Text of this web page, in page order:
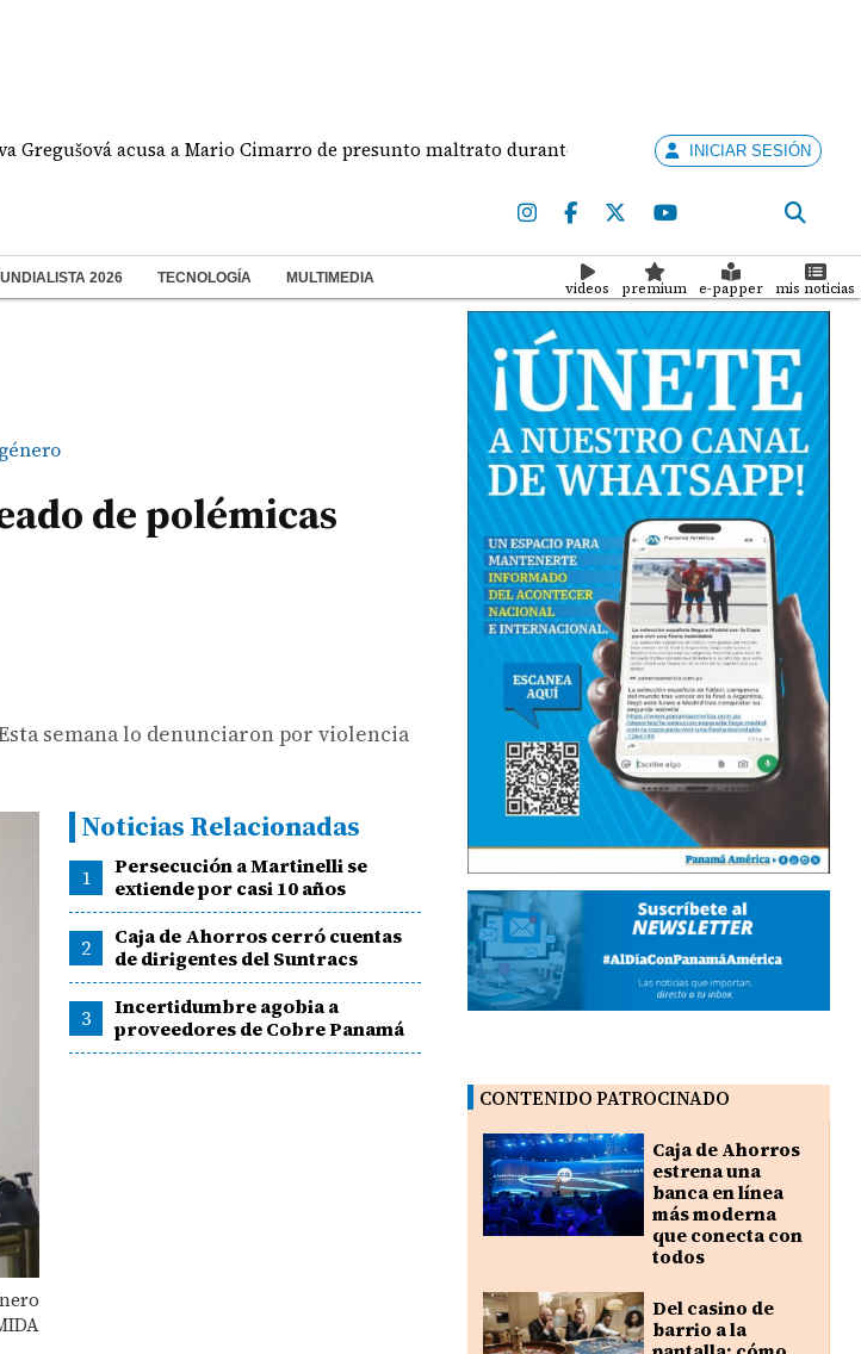
acusa a Mario Cimarro de presunto maltrato durante su relación Concurso
INICIAR SESIÓN
2026 TECNOLOGÍA MULTIMEDIA
videos premium e-papper mis noticias
de polémicas
semana lo denunciaron por violencia
Noticias Relacionadas
1
Persecución a Martinelli se
extiende por casi 10 años
2
Caja de Ahorros cerró cuentas
de dirigentes del Suntracs
3
Incertidumbre agobia a
proveedores de Cobre Panamá
CONTENIDO PATROCINADO
Caja de Ahorros
estrena una
banca en línea
más moderna
que conecta con
todos
Del casino de
barrio a la